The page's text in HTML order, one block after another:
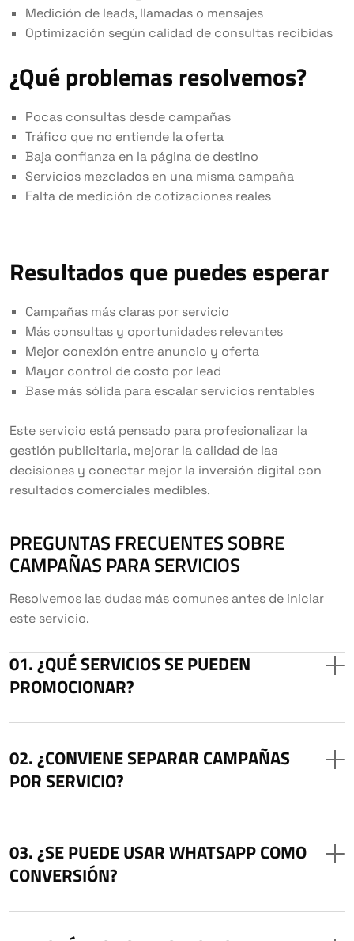
Medición de leads, llamadas o mensajes
Optimización según calidad de consultas recibidas
¿Qué problemas resolvemos?
Pocas consultas desde campañas
Tráfico que no entiende la oferta
Baja confianza en la página de destino
Servicios mezclados en una misma campaña
Falta de medición de cotizaciones reales
Resultados que puedes esperar
Campañas más claras por servicio
Más consultas y oportunidades relevantes
Mejor conexión entre anuncio y oferta
Mayor control de costo por lead
Base más sólida para escalar servicios rentables
Este servicio está pensado para profesionalizar la
gestión publicitaria, mejorar la calidad de las
decisiones y conectar mejor la inversión digital con
resultados comerciales medibles.
PREGUNTAS FRECUENTES SOBRE
CAMPAÑAS PARA SERVICIOS
Resolvemos las dudas más comunes antes de iniciar
este servicio.
¿QUÉ SERVICIOS SE PUEDEN
PROMOCIONAR?
¿CONVIENE SEPARAR CAMPAÑAS
POR SERVICIO?
¿SE PUEDE USAR WHATSAPP COMO
CONVERSIÓN?